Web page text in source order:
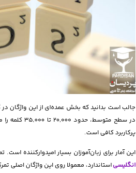
جالب است بدانید که بخش عمده‌ای از این واژگان
پرکاربرد کافی است.
این آمار برای زبان‌آموزان بسیار امیدوارکننده
انگلیسیاستاندارد، معمولا روی این واژگان اصلی